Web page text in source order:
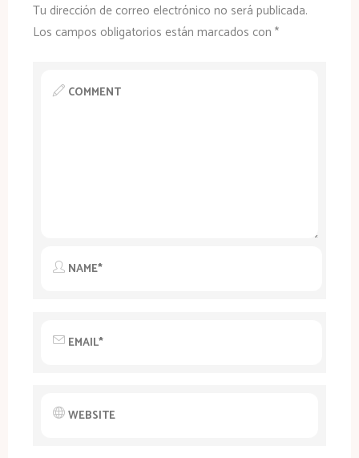
Tu dirección de correo electrónico no será publicada.
Los campos obligatorios están marcados con *